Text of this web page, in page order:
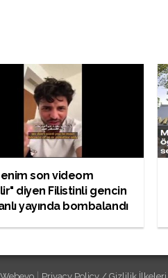
son videom
diyen Filistinli gencin
yayında bombalandı